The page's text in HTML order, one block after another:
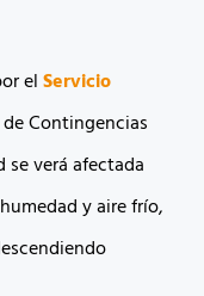
elServicio
Contingencias
verá afectada
y aire frío,